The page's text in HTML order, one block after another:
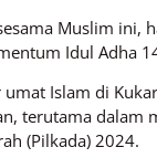
Muslim ini,
Idul Adha
umat Islam di
terutama dalam
(Pilkada) 2024.